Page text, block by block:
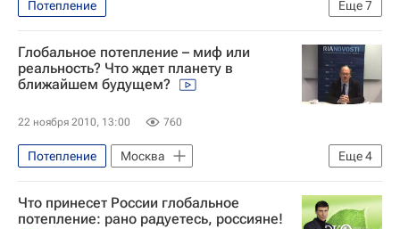
Еще7
Потепление
Выборы президента США — 2020
В мире
США
Джо Байден
Барак Обама
Дональд Трамп
Климат
Глобальное потепление – миф или
реальность? Что ждет планету в
ближайшем будущем?
22 ноября 2010, 13:00 760
Еще4
Потепление
Москва
Глобальное потепление
Экология
Видео
Россия
Что принесет России глобальное
потепление: рано радуетесь, россияне!